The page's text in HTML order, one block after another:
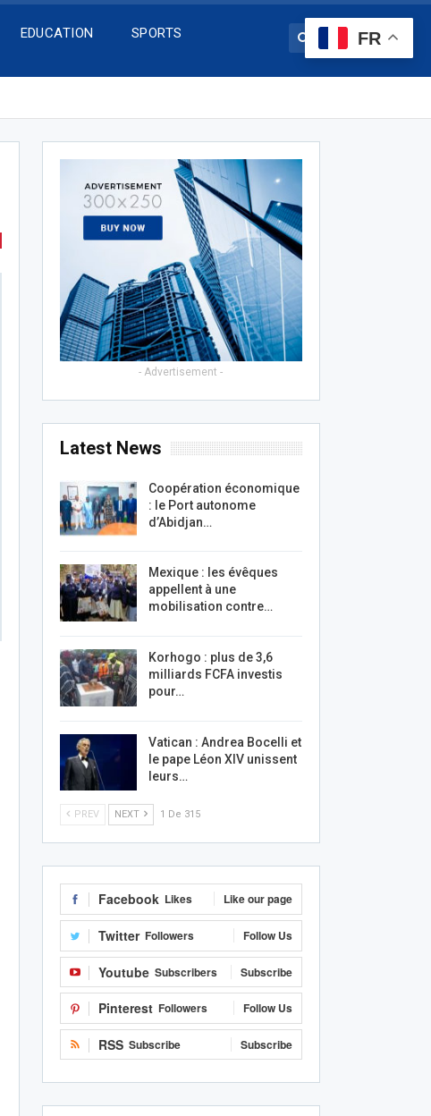
EDUCATION
SPORTS
- Advertisement -
Latest News
Coopération économique
: le Port autonome
d’Abidjan…
Mexique : les évêques
appellent à une
mobilisation contre…
Korhogo : plus de 3,6
milliards FCFA investis
pour…
Vatican : Andrea Bocelli et
le pape Léon XIV unissent
leurs…
PREV NEXT 1 De 315
Facebook Likes Like our page
Twitter Followers Follow Us
Youtube Subscribers Subscribe
Pinterest Followers Follow Us
RSS Subscribe Subscribe
FR